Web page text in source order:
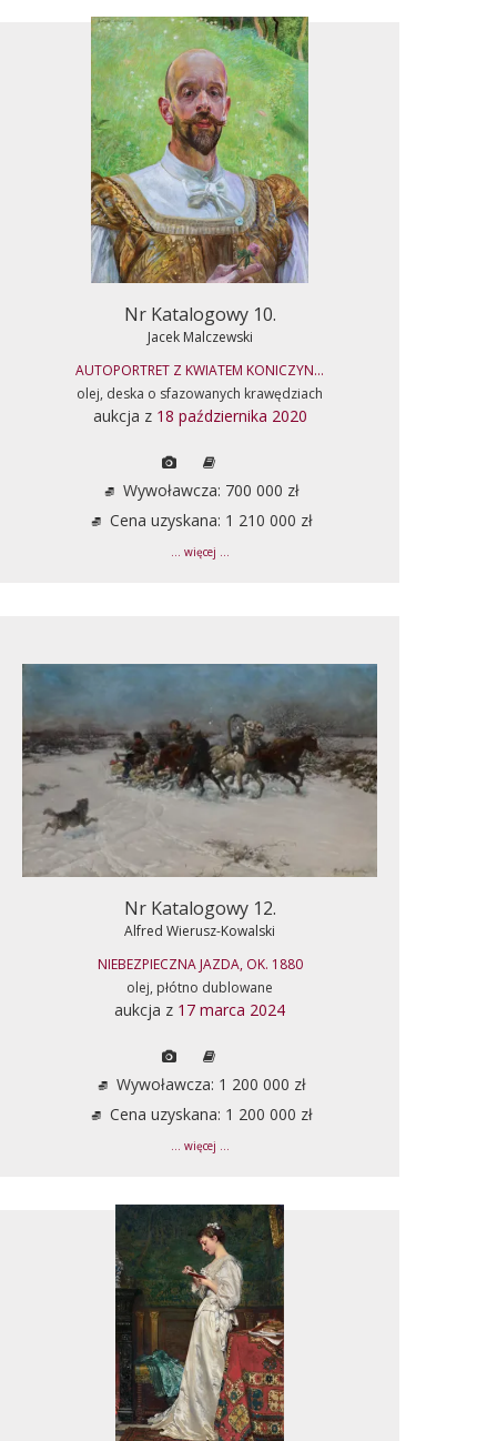
Nr Katalogowy 10.
Jacek Malczewski
AUTOPORTRET Z KWIATEM KONICZYN...
olej, deska o sfazowanych krawędziach
aukcja z 18 października 2020
Wywoławcza: 700 000 zł
Cena uzyskana: 1 210 000 zł
... więcej ...
Nr Katalogowy 12.
Alfred Wierusz-Kowalski
NIEBEZPIECZNA JAZDA, OK. 1880
olej, płótno dublowane
aukcja z 17 marca 2024
Wywoławcza: 1 200 000 zł
Cena uzyskana: 1 200 000 zł
... więcej ...